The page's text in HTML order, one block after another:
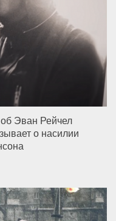
Эван Рейчел
о насилии